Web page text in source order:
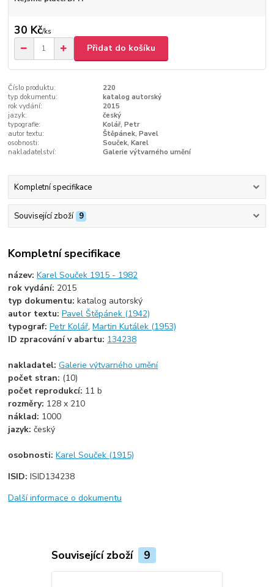
30 Kč/ks
Přidat do košíku
Číslo produktu:
220
typ dokumentu:
katalog autorský
rok vydání:
2015
jazyk:
český
typografie:
Kolář, Petr
autor textu:
Štěpánek, Pavel
osobnosti:
Souček, Karel
nakladatelství:
Galerie výtvarného umění
Kompletní specifikace
Související zboží 9
Kompletní specifikace
název:Karel Souček 1915 - 1982
rok vydání: 2015
typ dokumentu:katalog autorský
autor textu:Pavel Štěpánek (1942)
typograf:Petr Kolář,Martin Kutálek (1953)
ID zpracování v abartu: 134238
nakladatel:Galerie výtvarného umění
počet stran: (10)
počet reprodukcí: 11 b
rozměry: 128 x 210
náklad: 1000
jazyk:český
osobnosti:Karel Souček (1915)
ISID:ISID134238
Další informace o dokumentu
Související zboží 9